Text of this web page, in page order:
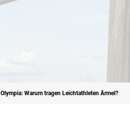
Olympia: Warum tragen Leichtathleten Ärmel?